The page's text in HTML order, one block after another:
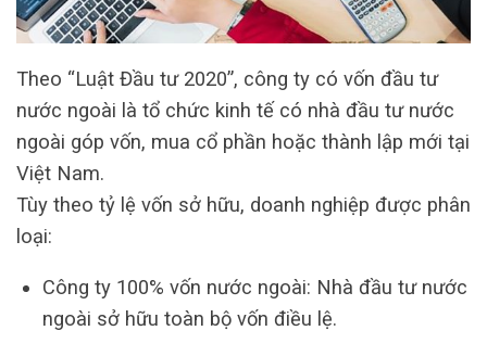
Theo “Luật Đầu tư 2020”, công ty có vốn đầu tư
nước ngoài là tổ chức kinh tế có nhà đầu tư nước
ngoài góp vốn, mua cổ phần hoặc thành lập mới tại
Việt Nam.
Tùy theo tỷ lệ vốn sở hữu, doanh nghiệp được phân
loại:
Công ty 100% vốn nước ngoài: Nhà đầu tư nước
ngoài sở hữu toàn bộ vốn điều lệ.